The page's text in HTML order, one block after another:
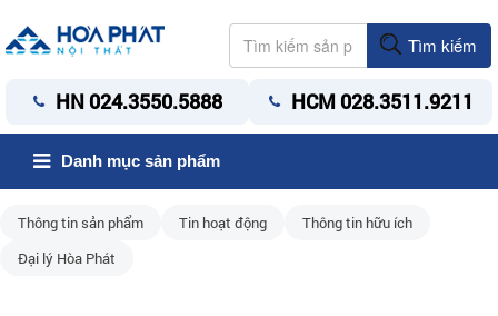
Tìm kiếm
HN 024.3550.5888 HCM 028.3511.9211
Danh mục sản phẩm
Thông tin sản phẩm Tin hoạt động
Thông tin hữu ích
Đại lý Hòa Phát